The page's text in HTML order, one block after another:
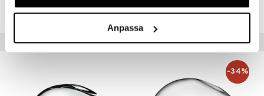
Anpassa
CDKAJ-DK-30-XX-XX
Tips til dig
-34%